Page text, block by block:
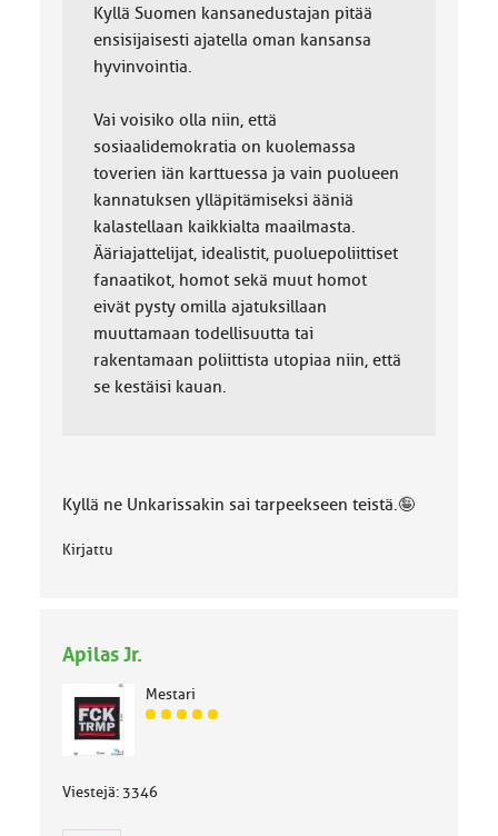
Kyllä Suomen kansanedustajan pitää
ensisijaisesti ajatella oman kansansa
hyvinvointia.
Vai voisiko olla niin, että
sosiaalidemokratia on kuolemassa
toverien iän karttuessa ja vain puolueen
kannatuksen ylläpitämiseksi ääniä
kalastellaan kaikkialta maailmasta.
Ääriajattelijat, idealistit, puoluepoliittiset
fanaatikot, homot sekä muut homot
eivät pysty omilla ajatuksillaan
muuttamaan todellisuutta tai
rakentamaan poliittista utopiaa niin, että
se kestäisi kauan.
Kyllä ne Unkarissakin sai tarpeekseen teistä.🤪
Kirjattu
Apilas Jr.
Mestari
J
n
Viestejä: 3346